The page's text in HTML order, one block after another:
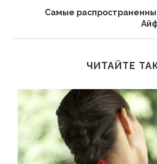
Самые
ЧИТАЙТЕ